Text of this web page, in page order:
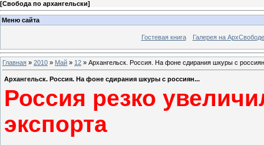
[Свобода по архангельски]
Меню сайта
Гостевая книга Галерея на АрхСвободе
Главная » 2010 » Май » 12 » Архангельск. Россия. На фоне сдирания шкуры с
Архангельск. Россия. На фоне сдирания шкуры с россиян...
Россия резко
экспорта